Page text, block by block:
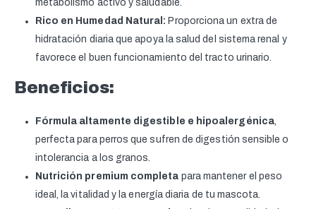
metabolismo activo y saludable.
Rico en Humedad Natural: Proporciona un extra de
hidratación diaria que apoya la salud del sistema renal y
favorece el buen funcionamiento del tracto urinario.
Beneficios:
Fórmula altamente digestible e hipoalergénica,
perfecta para perros que sufren de digestión sensible o
intolerancia a los granos.
Nutrición premium completa para mantener el peso
ideal, la vitalidad y la energía diaria de tu mascota.